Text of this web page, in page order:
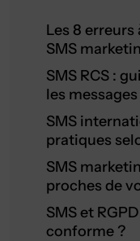
Les 8
SMS
SMS RCS :
les
SMS
pratiques
SMS
proches de
SMS et
conforme ?